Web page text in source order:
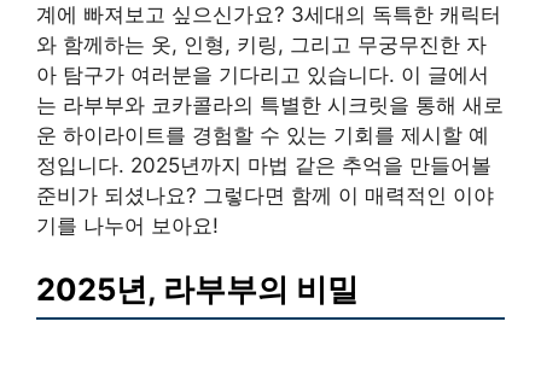
계에 빠져보고 싶으신가요? 3세대의 독특한 캐릭터
와 함께하는 옷, 인형, 키링, 그리고 무궁무진한 자
아 탐구가 여러분을 기다리고 있습니다. 이 글에서
는 라부부와 코카콜라의 특별한 시크릿을 통해 새로
운 하이라이트를 경험할 수 있는 기회를 제시할 예
정입니다. 2025년까지 마법 같은 추억을 만들어볼
준비가 되셨나요? 그렇다면 함께 이 매력적인 이야
기를 나누어 보아요!
2025년, 라부부의 비밀